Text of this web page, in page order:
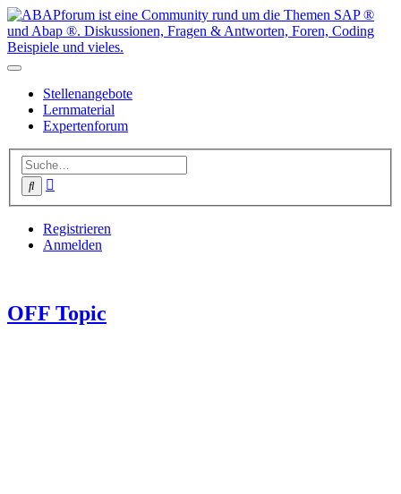
Stellenangebote
Lernmaterial
Expertenforum
Suche
Registrieren
Anmelden
OFF Topic